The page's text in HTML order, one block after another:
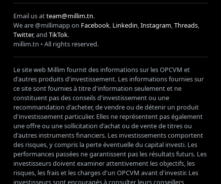
Email us atteam@millim.tn.
We are @millimapp on Facebook Linkedin Instagram Threads
Twitter, and TikTok.
millim.tn • All rights reserved.
Le site web Millim fournit des informations sur les OPCVM et
d'autres produits d'investissement. Les informations fournies sur
ce site sont fournies à titre d'information seulement et ne
constituent pas des conseils d'investissement ou une
recommandation d'acheter, de vendre ou de détenir un produit
d'investissement particulier. Elles ne représentent pas également
une offre ou une sollicitation d'achat ou de vente de titres ou
d'autres instruments financiers. Les investissements comportent
des risques, y compris la perte éventuelle du capital investi. Les
performances passées ne garantissent pas les résultats futurs. Les
investisseurs doivent examiner attentivement les objectifs, les
risques, les frais et les charges d'un OPCVM avant d'investir. Les
investisseurs sont encouragés à consulter leurs conseillers